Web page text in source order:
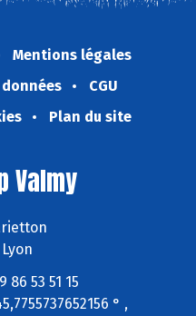
Mentions légales
CGU
Plan du site
Valmy
86 53 51 15
° ,